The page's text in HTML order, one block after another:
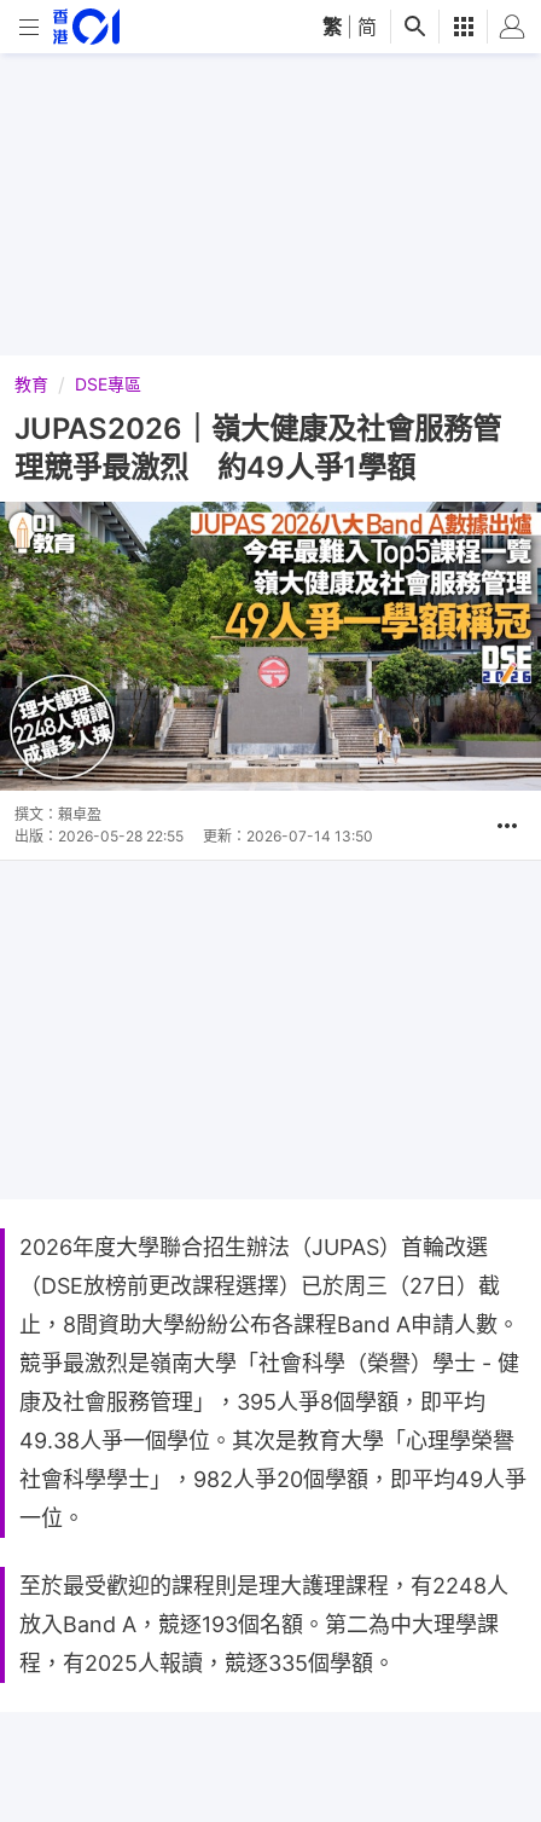
繁 简
教育 DSE專區
JUPAS2026｜嶺大健康及社會服務管
理競爭最激烈 約49人爭1學額
撰文： 賴卓盈
出版： 2026-05-28 22:55 更新： 2026-07-14 13:50
2026年度大學聯合招生辦法（JUPAS）首輪改選
（DSE放榜前更改課程選擇）已於周三（27日）截
止，8間資助大學紛紛公布各課程Band A申請人數。
競爭最激烈是嶺南大學「社會科學（榮譽）學士 - 健
康及社會服務管理」，395人爭8個學額，即平均
49.38人爭一個學位。其次是教育大學「心理學榮譽
社會科學學士」，982人爭20個學額，即平均49人爭
一位。
至於最受歡迎的課程則是理大護理課程，有2248人
放入Band A，競逐193個名額。第二為中大理學課
程，有2025人報讀，競逐335個學額。